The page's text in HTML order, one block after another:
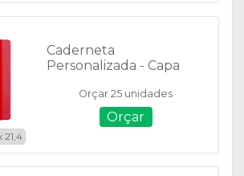
21,4
Caderneta
Personalizada - Capa
x 14 cm - Sem Pauta -
Orçar 25 unidades
Orçar